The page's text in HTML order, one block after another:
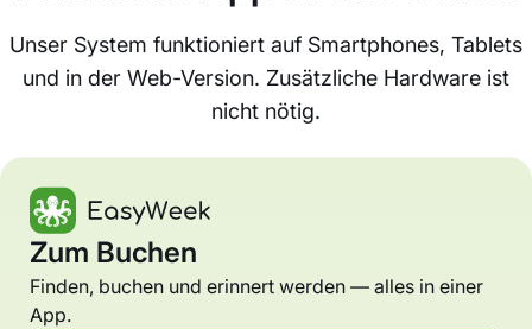
Unser System funktioniert auf Smartphones, Tablets
und in der Web-Version. Zusätzliche Hardware ist
nicht nötig.
Zum Buchen
Finden, buchen und erinnert werden — alles in einer
App.